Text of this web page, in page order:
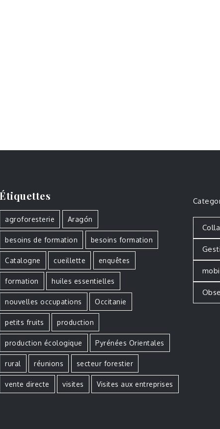
Étiquettes
agroforesterie Aragón
besoins de formation besoins formation
Catalogne cueillette enquêtes
formation huiles essentielles
nouvelles occupations Occitanie
petits fruits production
production écologique Pyrénées Orientales
rural réunions secteur forestier
vente directe visites Visites aux entreprises